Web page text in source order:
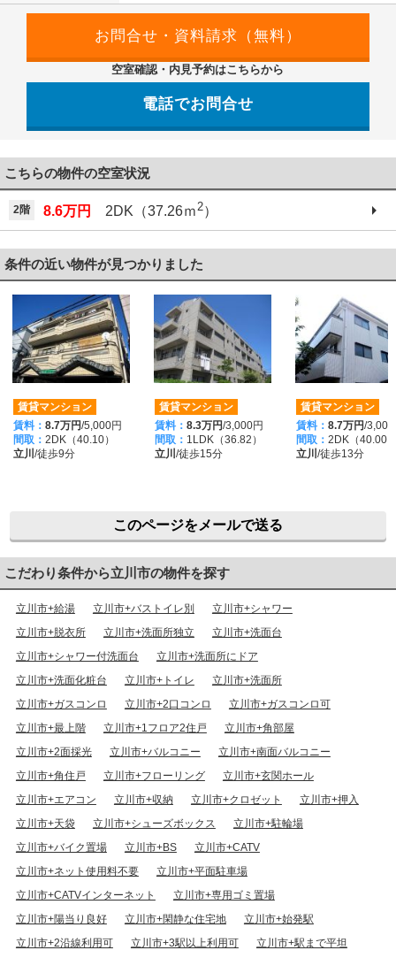
空室確認・内見予約はこちらから
電話でお問合せ
こちらの物件の空室状況
2階 8.6万円 2DK（37.26ｍ2）
条件の近い物件が見つかりました
賃貸マンション
賃料： 8.7万円/5,000円
間取： 2DK（40.10）
立川 /徒歩9分
賃貸マンション
賃料： 8.3万円/3,000円
間取： 1LDK（36.82）
立川 /徒歩15分
賃貸マンション
賃料： 8.7万円/3,000
間取： 2DK（40.00
立川 /徒歩13分
このページをメールで送る
こだわり条件から立川市の物件を探す
立川市+給湯 立川市+バストイレ別
立川市+シャワー
立川市+脱衣所
立川市+洗面所独立
立川市+洗面台
立川市+シャワー付洗面台
立川市+洗面所にドア
立川市+洗面化粧台
立川市+トイレ
立川市+洗面所
立川市+ガスコンロ
立川市+2口コンロ
立川市+ガスコンロ可
立川市+最上階
立川市+1フロア2住戸
立川市+角部屋
立川市+2面採光
立川市+バルコニー
立川市+南面バルコニー
立川市+角住戸
立川市+フローリング
立川市+玄関ホール
立川市+エアコン
立川市+収納 立川市+クロゼット
立川市+押入
立川市+天袋
立川市+シューズボックス
立川市+駐輪場
立川市+バイク置場
立川市+BS
立川市+CATV
立川市+ネット使用料不要
立川市+平面駐車場
立川市+CATVインターネット
立川市+専用ゴミ置場
立川市+陽当り良好
立川市+閑静な住宅地
立川市+始発駅
立川市+2沿線利用可
立川市+3駅以上利用可 立川市+駅まで平坦